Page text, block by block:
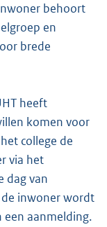
behoort
en
brede
heeft
komen voor
college de
via het
dag van
de inwoner wordt
een aanmelding.